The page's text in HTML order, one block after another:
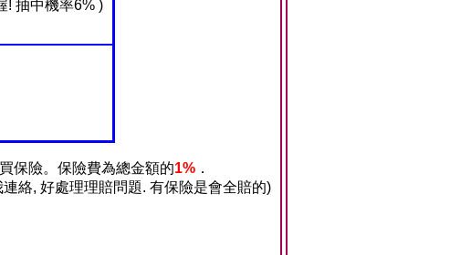
! 抽中機率6% )
保險。保險費為總金額的1%．
絡, 好處理理賠問題. 有保險是會全賠的)